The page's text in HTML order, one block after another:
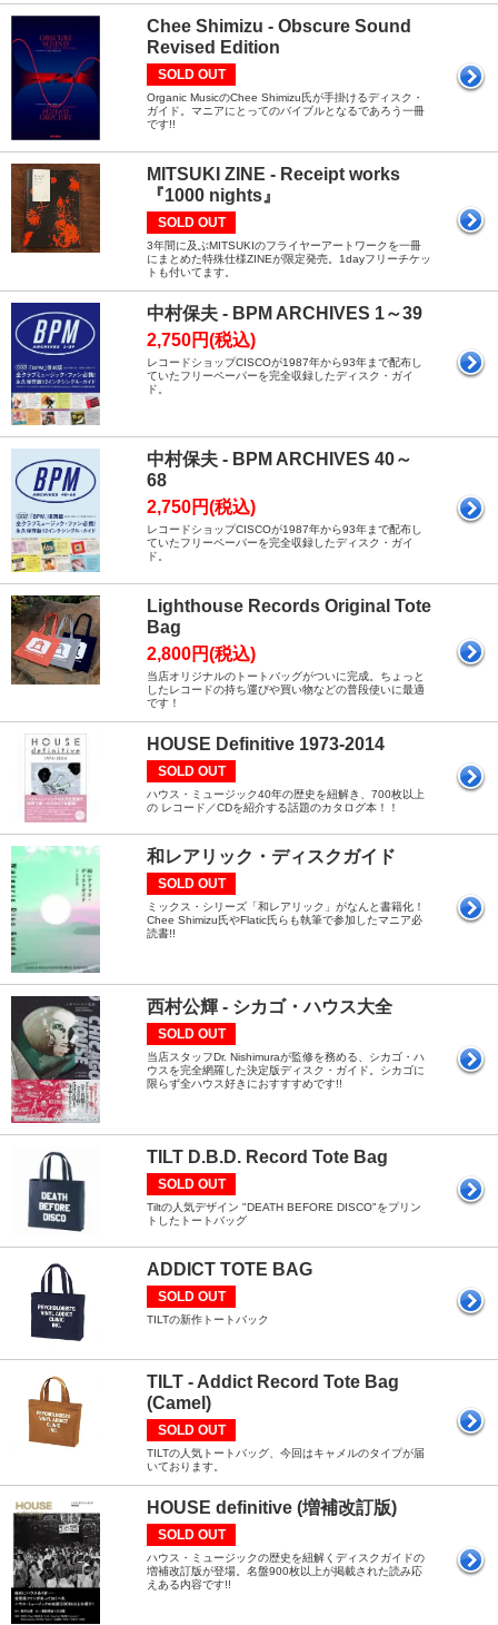
Chee Shimizu - Obscure Sound
Revised Edition
SOLD OUT
Organic MusicのChee Shimizu氏が手掛けるディスク・
ガイド。マニアにとってのバイブルとなるであろう一冊
です!!
MITSUKI ZINE - Receipt works
『1000 nights』
SOLD OUT
3年間に及ぶMITSUKIのフライヤーアートワークを一冊
にまとめた特殊仕様ZINEが限定発売。1dayフリーチケッ
トも付いてます。
中村保夫 - BPM ARCHIVES 1～39
2,750円(税込)
レコードショップCISCOが1987年から93年まで配布し
ていたフリーペーパーを完全収録したディスク・ガイ
ド。
中村保夫 - BPM ARCHIVES 40～
68
2,750円(税込)
レコードショップCISCOが1987年から93年まで配布し
ていたフリーペーパーを完全収録したディスク・ガイ
ド。
Lighthouse Records Original Tote
Bag
2,800円(税込)
当店オリジナルのトートバッグがついに完成。ちょっと
したレコードの持ち運びや買い物などの普段使いに最適
です！
HOUSE Definitive 1973-2014
SOLD OUT
ハウス・ミュージック40年の歴史を紐解き、700枚以上
の レコード／CDを紹介する話題のカタログ本！！
和レアリック・ディスクガイド
SOLD OUT
ミックス・シリーズ「和レアリック」がなんと書籍化！
Chee Shimizu氏やFlatic氏らも執筆で参加したマニア必
読書!!
西村公輝 - シカゴ・ハウス大全
SOLD OUT
当店スタッフDr. Nishimuraが監修を務める、シカゴ・ハ
ウスを完全網羅した決定版ディスク・ガイド。シカゴに
限らず全ハウス好きにおすすすめです!!
TILT D.B.D. Record Tote Bag
SOLD OUT
Tiltの人気デザイン "DEATH BEFORE DISCO"をプリン
トしたトートバッグ
ADDICT TOTE BAG
SOLD OUT
TILTの新作トートバック
TILT - Addict Record Tote Bag
(Camel)
SOLD OUT
TILTの人気トートバッグ、今回はキャメルのタイプが届
いております。
HOUSE definitive (増補改訂版)
SOLD OUT
ハウス・ミュージックの歴史を紐解くディスクガイドの
増補改訂版が登場。名盤900枚以上が掲載された読み応
えある内容です!!